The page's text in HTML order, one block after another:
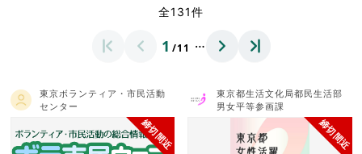
全131件
1 /11 …
東京ボランティア・市民活動
センター
締切間近
東京都生活文化局都民生活部
男女平等参画課
締切間近